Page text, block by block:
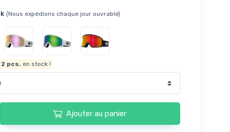
(Nous expédions chaque jour ouvrable)
2 pcs. en stock !
Ajouter au panier